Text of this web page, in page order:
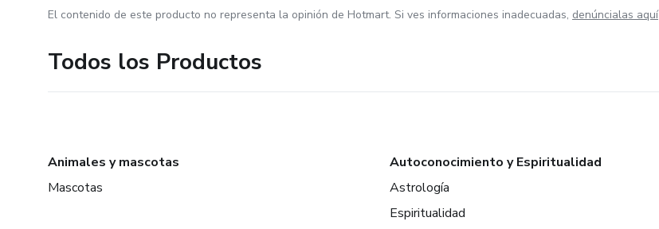
El contenido de este producto no representa la opinión de Hotmart. Si ves informaciones inadecuadas, denúncialas aquí
Todos los Productos
Animales y mascotas
Mascotas
Autoconocimiento y Espiritualidad
Astrología
Espiritualidad